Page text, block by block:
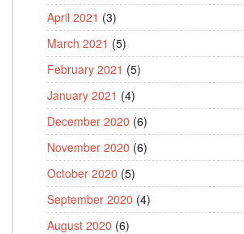
April 2021 (3)
March 2021 (5)
February 2021 (5)
January 2021 (4)
December 2020 (6)
November 2020 (6)
October 2020 (5)
September 2020 (4)
August 2020 (6)